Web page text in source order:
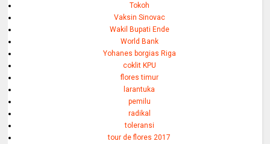
Tokoh
Vaksin Sinovac
Wakil Bupati Ende
World Bank
Yohanes borgias Riga
coklit KPU
flores timur
larantuka
pemilu
radikal
toleransi
tour de flores 2017